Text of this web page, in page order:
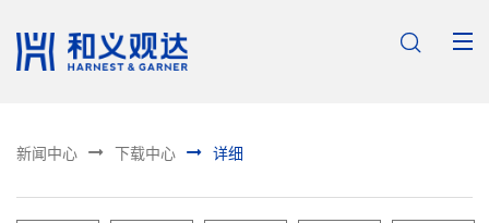

新闻中心  下载中心  详细